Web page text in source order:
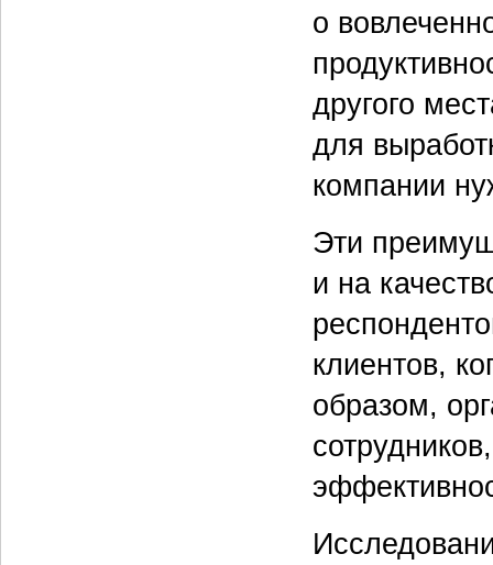
о
другого
для
компании
Эти
и на
клиентов,
образом,